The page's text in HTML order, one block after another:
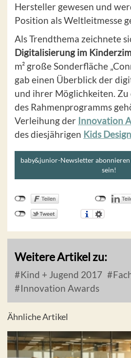
Hersteller gewesen und
Position als Weltleitmesse
Als Trendthema zeichnete
Digitalisierung im
m² große Sonderfläche
gab einen Überblick der
und ihrer Möglichkeiten.
des Rahmenprogramms
Verleihung der Innovation
des diesjährigen Kids
baby&junior-Newsletter
sein!
Weitere Artikel zu:
Kind + Jugend 2017
Innovation Awards
Ähnliche Artikel